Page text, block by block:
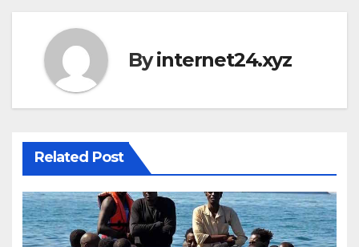
Byinternet24.xyz
Related Post